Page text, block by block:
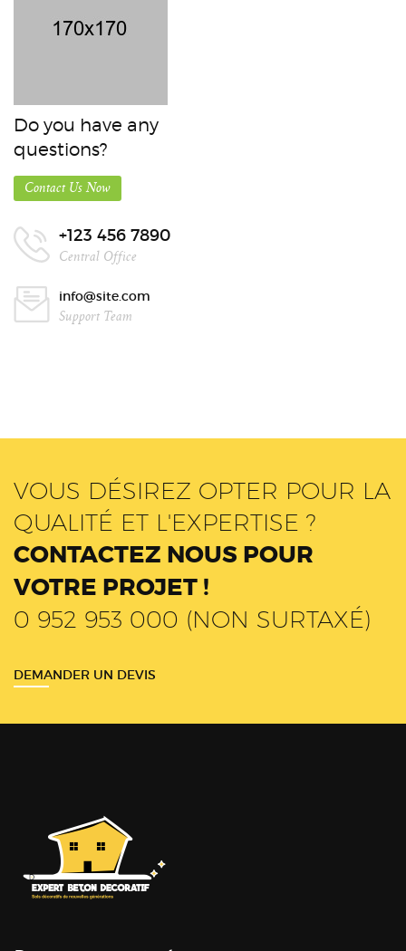
Do you have any
questions?
Contact Us Now
+123 456 7890
Central Office
info@site.com
Support Team
VOUS DÉSIREZ OPTER POUR LA
QUALITÉ ET L'EXPERTISE ?
CONTACTEZ NOUS POUR
VOTRE PROJET !
0 952 953 000 (NON SURTAXÉ)
DEMANDER UN DEVIS